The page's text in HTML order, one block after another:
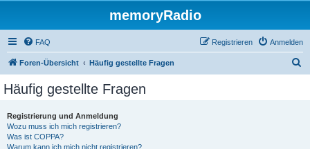
memoryRadio
FAQ Anmelden
Registrieren
Foren-Übersicht Häufig gestellte Fragen
Häufig gestellte Fragen
Registrierung und Anmeldung
Wozu muss ich mich registrieren?
Was ist COPPA?
Warum kann ich mich nicht registrieren?